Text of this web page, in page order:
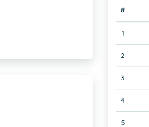
#
1
2
3
4
5